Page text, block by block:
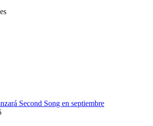
Second Song en septiembre